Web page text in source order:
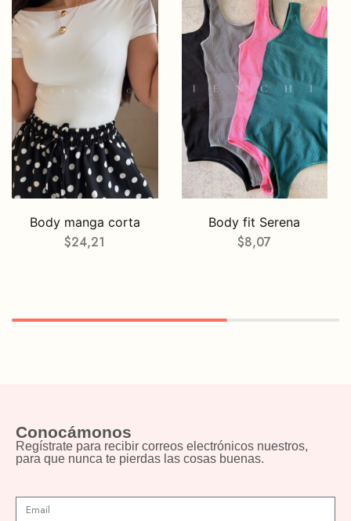
Body manga corta
$24,21
Body fit Serena
$8,07
Conocámonos
Regístrate para recibir correos electrónicos nuestros,
para que nunca te pierdas las cosas buenas.